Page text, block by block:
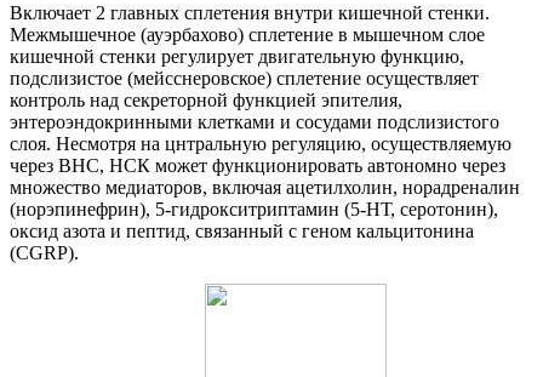
Включает 2 главных сплетения внутри кишечной стенки.
Межмышечное (ауэрбахово) сплетение в мышечном слое
кишечной стенки регулирует двигательную функцию,
подслизистое (мейсснеровское) сплетение осуществляет
контроль над секреторной функцией эпителия,
энтероэндокринными клетками и сосудами подслизистого
слоя. Несмотря на цнтральную регуляцию, осуществляемую
через ВНС, НСК может функционировать автономно через
множество медиаторов, включая ацетилхолин, норадреналин
(норэпинефрин), 5-гидрокситриптамин (5-НТ, серотонин),
оксид азота и пептид, связанный с геном кальцитонина
(CGRP).